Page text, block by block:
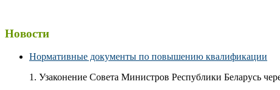
Новости
Нормативные документы по повышению квалификации
1. Узаконение Совета Министров Республики Беларусь